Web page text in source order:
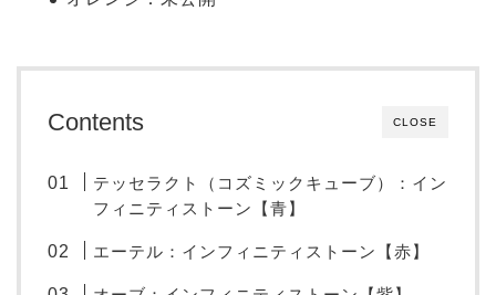
CLOSE
Contents
テッセラクト（コズミックキューブ）：イン
フィニティストーン【青】
エーテル：インフィニティストーン【赤】